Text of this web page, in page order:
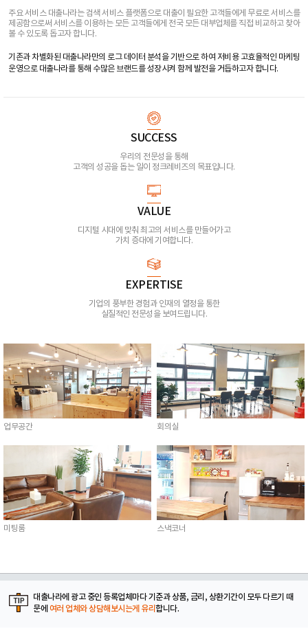
주요 서비스 대출나라는 검색 서비스 플랫폼으로 대출이 필요한 고객들에게 무료로 서비스를
제공함으로써 서비스를 이용하는 모든 고객들에게 전국 모든 대부업체를 직접 비교하고 찾아
볼 수 있도록 돕고자 합니다.
기존과 차별화된 대출나라만의 로그 데이터 분석을 기반으로 하여 저비용 고효율적인 마케팅
운영으로 대출나라를 통해 수많은 브랜드를 성장시켜 함께 발전을 거듭하고자 합니다.
SUCCESS
우리의 전문성을 통해
고객의 성공을 돕는 일이 정크레비즈의 목표입니다.
VALUE
디지털 시대에 맞춰 최고의 서비스를 만들어가고
가치 증대에 기여합니다.
EXPERTISE
기업의 풍부한 경험과 인재의 열정을 통한
실질적인 전문성을 보여드립니다.
업무공간 회의실
미팅룸 스낵코너
대출나라에 광고 중인 등록업체마다 기준과 상품, 금리, 상환기간이 모두 다르기 때
문에 여러 업체와 상담해보시는게 유리합니다.